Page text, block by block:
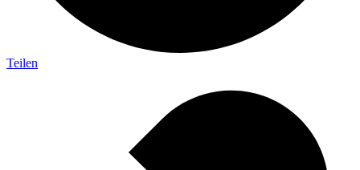
Teilen